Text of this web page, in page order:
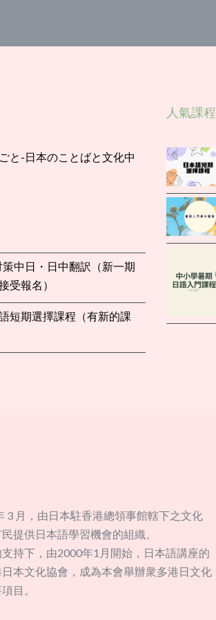
と-日本のことばと文化中
中日・日中翻訳（新一期
受報名）
短期選擇課程（有新的課
人氣課程
3 月，由日本駐香港總領事館轄下之文化
提供日本語學習機會的組織。
持下，由2000年1月開始，日本語講座的
本文化協會，成為本會舉辦衆多港日文化
目。